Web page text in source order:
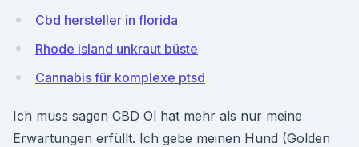
Cbd hersteller in florida
Rhode island unkraut büste
Cannabis für komplexe ptsd
Ich muss sagen CBD Öl hat mehr als nur meine
Erwartungen erfüllt. Ich gebe meinen Hund (Golden